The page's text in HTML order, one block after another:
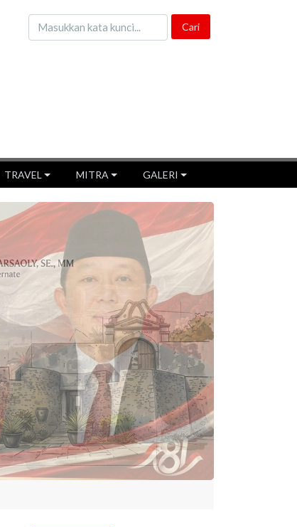
TRAVEL MITRA GALERI